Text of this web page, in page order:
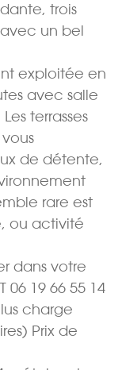
trois
un bel
exploitée en
avec salle
terrasses
de détente,
rare est
ou activité
dans votre
19 66 55 14
charge
Prix de